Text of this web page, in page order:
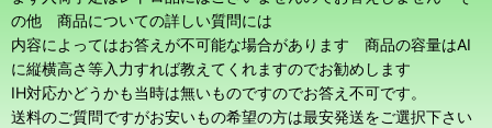
の他 商品についての詳しい質問には
内容によってはお答えが不可能な場合があります 商品の容量はAI
に縦横高さ等入力すれば教えてくれますのでお勧めします
IH対応かどうかも当時は無いものですのでお答え不可です。
送料のご質問ですがお安いもの希望の方は最安発送をご選択下さい